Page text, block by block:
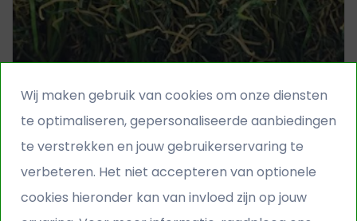
Wij maken gebruik van cookies om onze diensten
te optimaliseren, gepersonaliseerde aanbiedingen
te verstrekken en jouw gebruikerservaring te
verbeteren. Het niet accepteren van optionele
cookies hieronder kan van invloed zijn op jouw
Kunstgras Elegance+
€ 48,95
Poolhoogte
Zachtheid